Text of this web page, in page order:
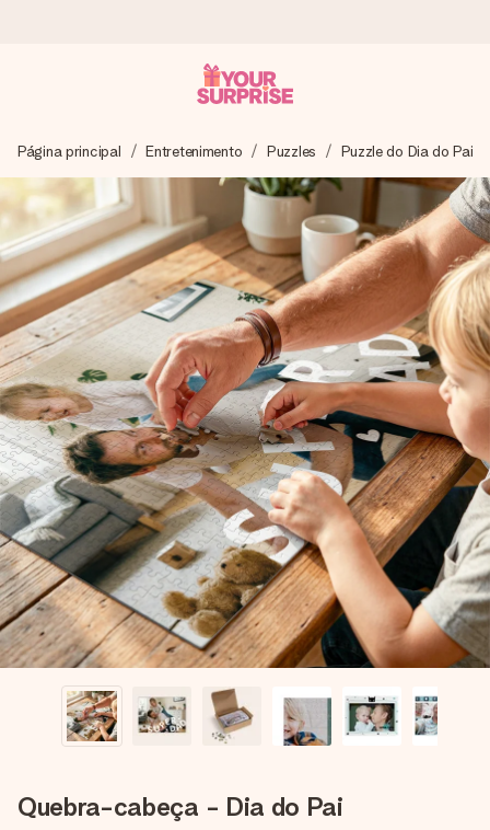
Preparamos o teu presente com toda a atenção e
enviamos num instante - para que possas oferece-lo na
hora certa, quando mais importa.
4,7 (com base em +15.000 avaliações)
Os nossos presentes inspiram. Os clientes avaliam-nos
com 4,7 no Google Reviews.
Cartão com mensagem grátis
Cria algo único em apenas alguns passos - com o nome
dela, uma foto ou uma mensagem que realmente toca o
coração. Sem complicações, apenas todo o amor num
momento especial.
Página principal Entretenimento Puzzles Puzzle do Dia do Pai
Quebra-cabeça - Dia do Pai